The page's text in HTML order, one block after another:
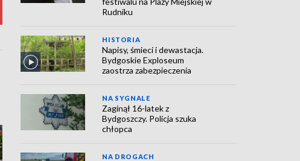
Rudniku
HISTORIA
Napisy, śmieci i dewastacja.
Bydgoskie Exploseum
zaostrza zabezpieczenia
NA SYGNALE
Zaginął 16-latek z
Bydgoszczy. Policja szuka
chłopca
NA DROGACH